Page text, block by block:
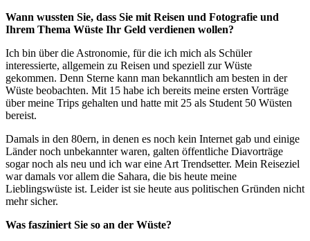
Wann wussten Sie, dass Sie mit Reisen und Fotografie und
Ihrem Thema Wüste Ihr Geld verdienen wollen?
Ich bin über die Astronomie, für die ich mich als Schüler
interessierte, allgemein zu Reisen und speziell zur Wüste
gekommen. Denn Sterne kann man bekanntlich am besten in der
Wüste beobachten. Mit 15 habe ich bereits meine ersten Vorträge
über meine Trips gehalten und hatte mit 25 als Student 50 Wüsten
bereist.
Damals in den 80ern, in denen es noch kein Internet gab und einige
Länder noch unbekannter waren, galten öffentliche Diavorträge
sogar noch als neu und ich war eine Art Trendsetter. Mein Reiseziel
war damals vor allem die Sahara, die bis heute meine
Lieblingswüste ist. Leider ist sie heute aus politischen Gründen nicht
mehr sicher.
Was fasziniert Sie so an der Wüste?